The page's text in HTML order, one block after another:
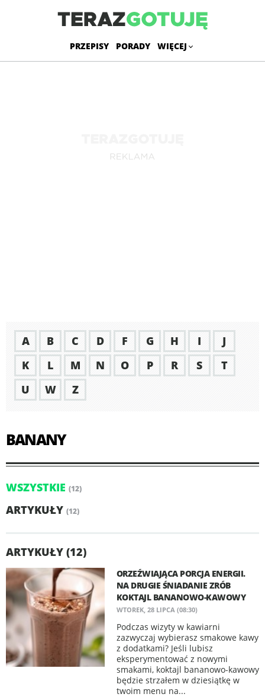
PRZEPISY PORADY WIĘCEJ
A B C D F G H I
J
K
L M N O P R S
T
U
W Z
BANANY
WSZYSTKIE (12)
ARTYKUŁY (12)
ARTYKUŁY (12)
ORZEŹWIAJĄCA PORCJA ENERGII.
NA DRUGIE ŚNIADANIE ZRÓB
KOKTAJL BANANOWO-KAWOWY
WTOREK, 28 LIPCA (08:30)
Podczas wizyty w kawiarni
zazwyczaj wybierasz smakowe kawy
z dodatkami? Jeśli lubisz
eksperymentować z nowymi
smakami, koktajl bananowo-kawowy
będzie strzałem w dziesiątkę w
twoim menu na...